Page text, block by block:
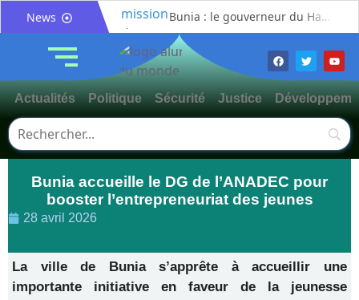
News
Bunia : le gouverneur du Haut-Uélé, Jean Bakomito Gambu, en mission de travail pour renforcer la coordination sécuritaire et sanitaire avec l’Ituri
Bunia : l’AIDAC-ASBL organise une prière d’action de grâce en l’honneur des finalistes musulmans admis à l’Examen d’État édition 2026
Ituri : un centre de traitement Ebola de plus de 100 lits ouvre ses portes pour renforcer la riposte
Ituri / Riposte contre Ebola : World Vision forme 50 leaders religieux à Bunia pour transformer la foi en actions contre Ebola
Djugu : l’ASADS et ALCAM sensibilisent près de 300 déplacés de Plaine Savo sur la protection des enfants et la cohésion sociale
Météo : une journée partiellement ensoleillée avec un risque d’orages ce vendredi à Bunia
Actualités Politique Sécurité Justice
Bunia accueille le DG de l’ANADEC pour
booster l’entrepreneuriat des jeunes
28 avril 2026
La ville de Bunia s’apprête à accueillir une
importante initiative en faveur de la jeunesse